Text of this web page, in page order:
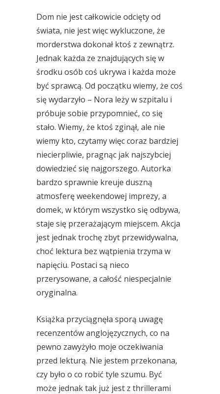
Dom nie jest całkowicie odcięty od
świata, nie jest więc wykluczone, że
morderstwa dokonał ktoś z zewnątrz.
Jednak każda ze znajdujących się w
środku osób coś ukrywa i każda może
być sprawcą. Od początku wiemy, że coś
się wydarzyło – Nora leży w szpitalu i
próbuje sobie przypomnieć, co się
stało. Wiemy, że ktoś zginął, ale nie
wiemy kto, czytamy więc coraz bardziej
niecierpliwie, pragnąc jak najszybciej
dowiedzieć się najgorszego. Autorka
bardzo sprawnie kreuje duszną
atmosferę weekendowej imprezy, a
domek, w którym wszystko się odbywa,
staje się przerażającym miejscem. Akcja
jest jednak trochę zbyt przewidywalna,
choć lektura bez wątpienia trzyma w
napięciu. Postaci są nieco
przerysowane, a całość niespecjalnie
oryginalna.
Książka przyciągnęła sporą uwagę
recenzentów anglojęzycznych, co na
pewno zawyżyło moje oczekiwania
przed lekturą. Nie jestem przekonana,
czy było o co robić tyle szumu. Być
może jednak tak już jest z thrillerami